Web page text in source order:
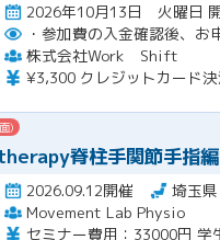
株式会社Work Shift
)
脊柱手関節手指編
2026.09.12開催
埼玉県
Movement Lab Physio